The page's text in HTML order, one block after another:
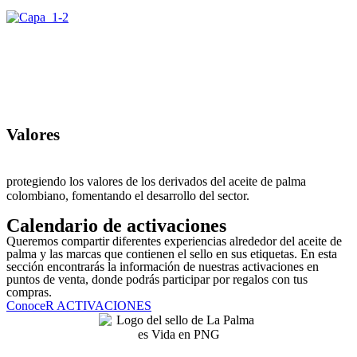
Valores
protegiendo los valores de los derivados del aceite de palma
colombiano, fomentando el desarrollo del sector.
Calendario de activaciones
Queremos compartir diferentes experiencias alrededor del aceite de
palma y las marcas que contienen el sello en sus etiquetas. En esta
sección encontrarás la información de nuestras activaciones en
puntos de venta, donde podrás participar por regalos con tus
compras.
ConoceR ACTIVACIONES